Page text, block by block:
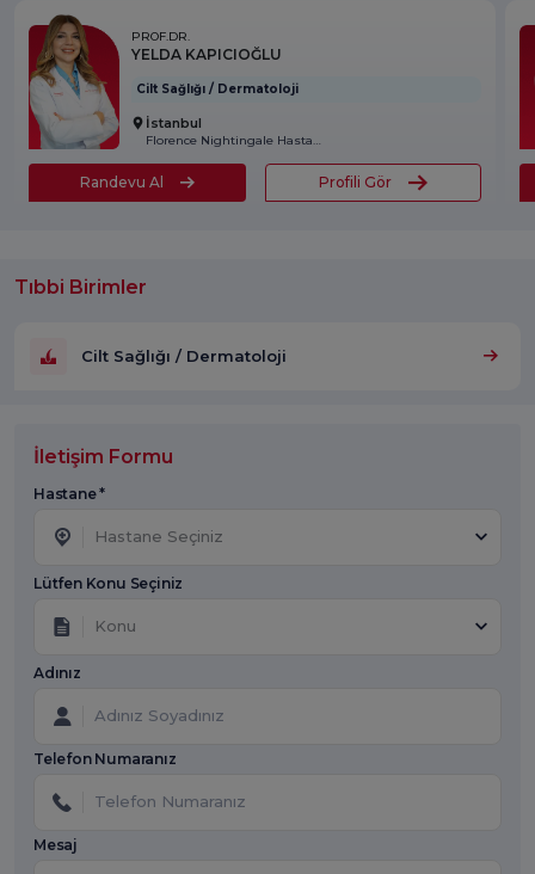
PROF.DR.
YELDA KAPICIOĞLU
Cilt Sağlığı / Dermatoloji
İstanbul
Florence Nightingale Hastanesi
Randevu Al Profili Gör
Tıbbi Birimler
Cilt Sağlığı / Dermatoloji
İletişim Formu
Hastane *
Hastane Seçiniz
Lütfen Konu Seçiniz
Konu
Adınız
Telefon Numaranız
Mesaj